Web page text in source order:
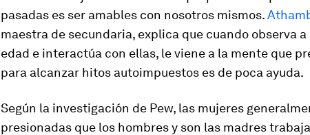
pasadas es ser amables con nosotros mismos.
maestra de secundaria, explica que cuando observa
edad e interactúa con ellas, le viene a la mente que
para alcanzar hitos autoimpuestos es de poca ayuda.
Según la investigación de Pew, las mujeres
presionadas que los hombres y son las madres